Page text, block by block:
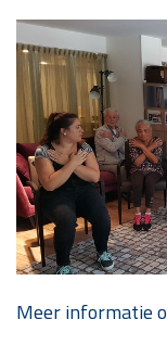
Meer informatie